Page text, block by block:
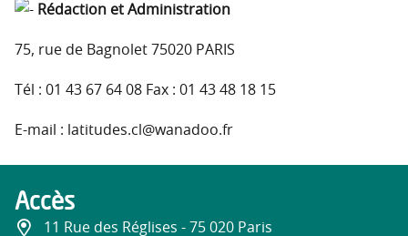
Rédaction et Administration
75, rue de Bagnolet 75020 PARIS
Tél : 01 43 67 64 08 Fax : 01 43 48 18 15
E-mail : latitudes.cl@wanadoo.fr
Accès
11 Rue des Réglises - 75 020 Paris